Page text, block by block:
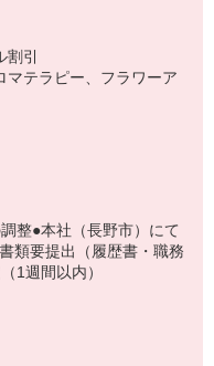
引
テラピー、フラワーア
整●本社（長野市）にて
類要提出（履歴書・職務
1週間以内）